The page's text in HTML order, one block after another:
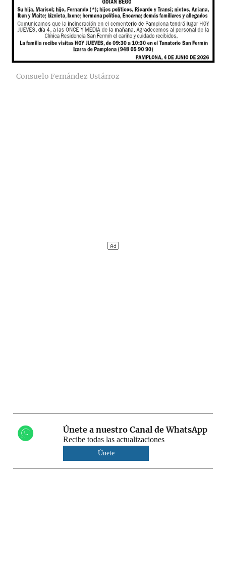
Consuelo Fernández Ustárroz
Únete a nuestro Canal de WhatsApp
Recibe todas las actualizaciones
Únete